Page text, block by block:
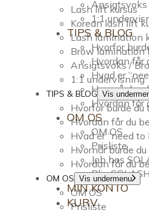
Ansigtsvoks
1:1
TIPS & BLOG
Hvorfor
Hvordan får
Hvad er
Hvornår
Hvordan får
OM OS
OM OS
Prisliste
Job hos
Bliv
MIN KONTO
KURV
Lash lift kursus
Korean lash lift
Lash lamination
Brow lamination
Ansigtsvoks /
1:1 undervisning
TIPS & BLOG Vis
Hvorfor burde du
Hvordan får du
Hvad er “need to
Hvornår burde
Hvordan får du
OM OS Vis undermenu
OM OS
Prisliste